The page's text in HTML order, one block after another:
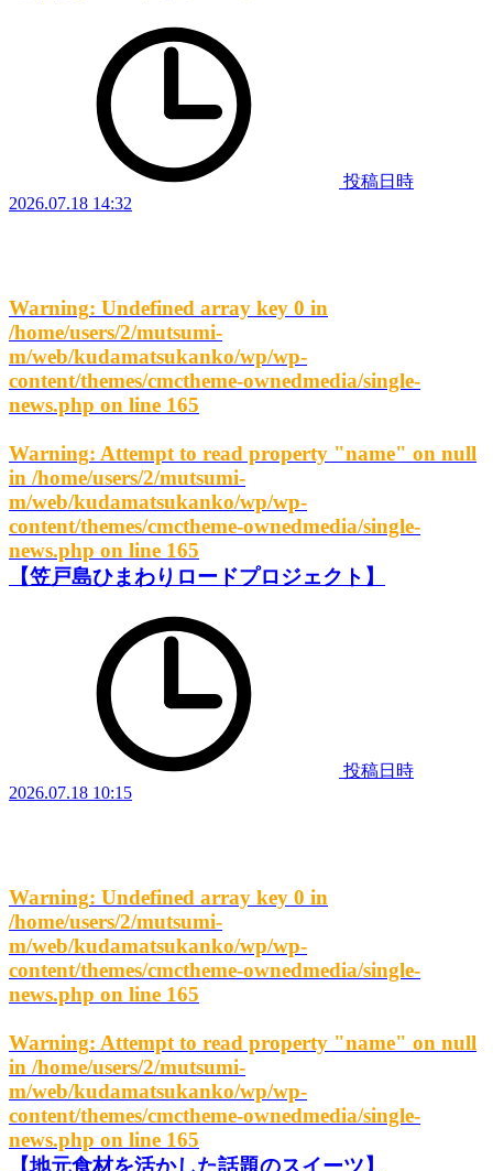
投稿日時
2026.07.18 14:32
Warning: Undefined array key 0 in
/home/users/2/mutsumi-
m/web/kudamatsukanko/wp/wp-
content/themes/cmctheme-ownedmedia/single-
news.php on line 165
Warning: Attempt to read property "name" on null
in /home/users/2/mutsumi-
m/web/kudamatsukanko/wp/wp-
content/themes/cmctheme-ownedmedia/single-
news.php on line 165
【笠戸島ひまわりロードプロジェクト】
投稿日時
2026.07.18 10:15
Warning: Undefined array key 0 in
/home/users/2/mutsumi-
m/web/kudamatsukanko/wp/wp-
content/themes/cmctheme-ownedmedia/single-
news.php on line 165
Warning: Attempt to read property "name" on null
in /home/users/2/mutsumi-
m/web/kudamatsukanko/wp/wp-
content/themes/cmctheme-ownedmedia/single-
news.php on line 165
【地元食材を活かした話題のスイーツ】